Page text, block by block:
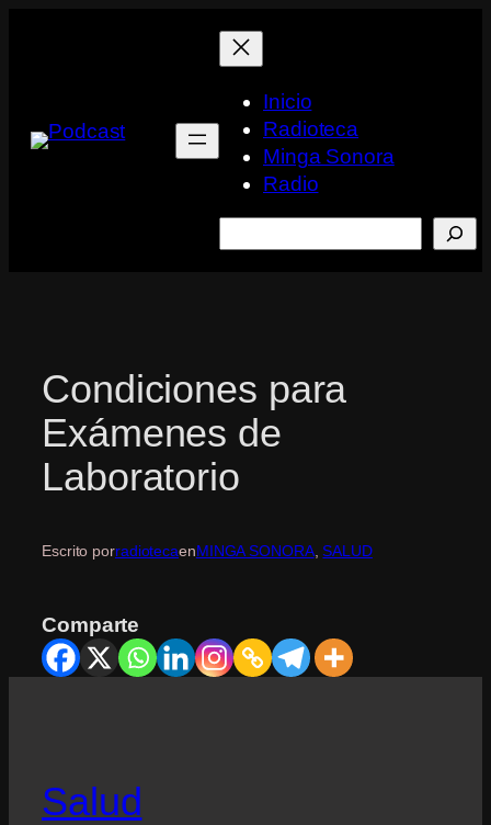
Inicio
Radioteca
Minga Sonora
Radio
Condiciones para
Exámenes de
Laboratorio
Escrito porradiotecaenMINGA SONORA, SALUD
Comparte
Salud